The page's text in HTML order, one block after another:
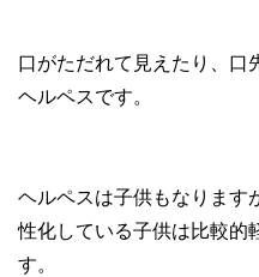
口がただれて見えたり、口
ヘルペスです。
ヘルペスは子供もなります
性化している子供は比較的
す。